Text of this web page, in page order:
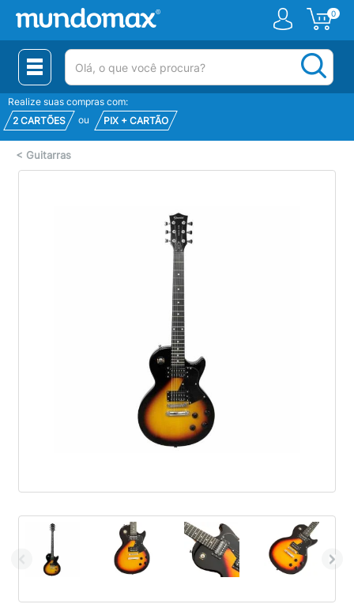
0
(pesquisar)
Realize suas compras com:
2 CARTÕES
ou PIX + CARTÃO
< Guitarras